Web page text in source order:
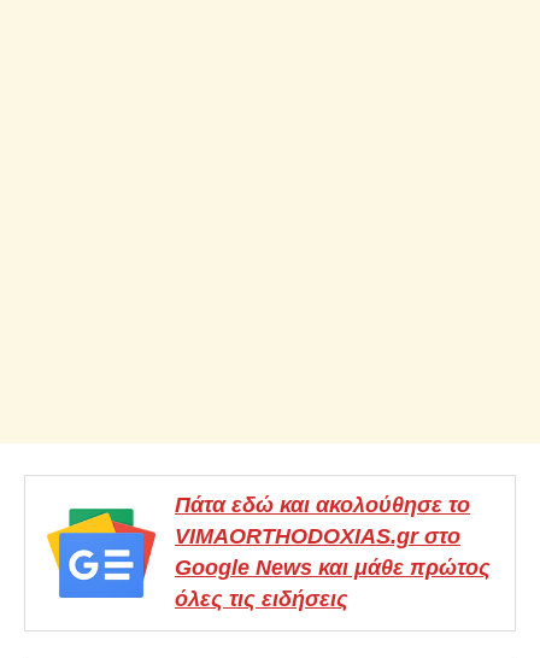
Πάτα εδώ και ακολούθησε το
VIMAORTHODOXIAS.gr στο
Google News και μάθε πρώτος
όλες τις ειδήσεις